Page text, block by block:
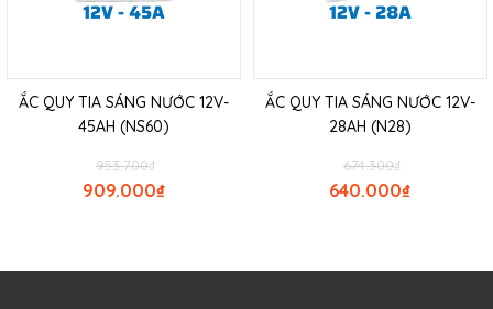
ẮC QUY TIA SÁNG NƯỚC 12V-
45AH (NS60)
₫
953.700
₫
909.000
ẮC QUY TIA SÁNG NƯỚC 12V-
28AH (N28)
₫
674.300
₫
640.000